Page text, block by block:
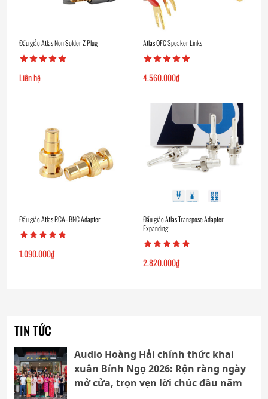
Đầu giắc Atlas Non Solder Z Plug
Liên hệ
Atlas OFC Speaker Links
4.560.000₫
Đầu giắc Atlas RCA–BNC Adapter
1.090.000₫
Đầu giắc Atlas Transpose Adapter
Expanding
2.820.000₫
TIN TỨC
Audio Hoàng Hải chính thức khai
xuân Bính Ngọ 2026: Rộn ràng ngày
mở cửa, trọn vẹn lời chúc đầu năm